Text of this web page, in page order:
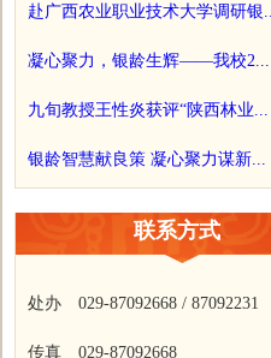
赴广西农业职业技术大学调研银
凝心聚力，银龄生辉——我校2...
九旬教授王性炎获评“陕西林业...
银龄智慧献良策 凝心聚力谋新...
联系方式
处办 029-87092668 / 87092231
传真 029-87092668